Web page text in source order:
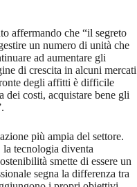
affermando che “il segreto
un numero di unità che
ad aumentare gli
di crescita in alcuni mercati
degli affitti è difficile
dei costi, acquistare bene gli
più ampia del settore.
la tecnologia diventa
smette di essere un
segna la differenza tra